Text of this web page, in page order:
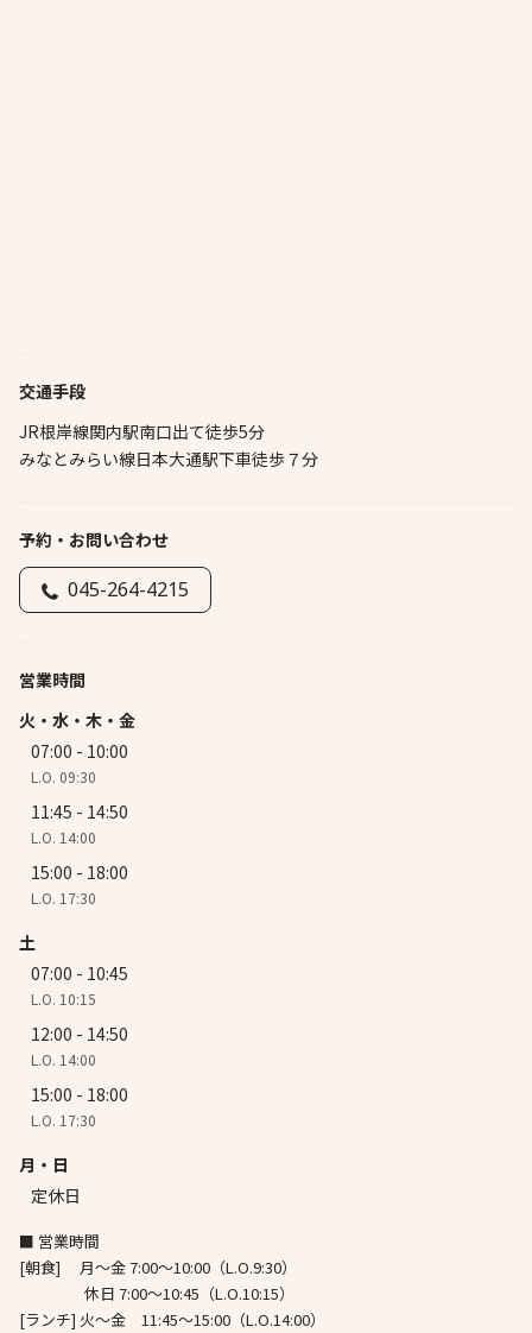
交通手段
JR根岸線関内駅南口出て徒歩5分
みなとみらい線日本大通駅下車徒歩７分
予約・お問い合わせ
045-264-4215
営業時間
火・水・木・金
07:00 - 10:00
L.O. 09:30
11:45 - 14:50
L.O. 14:00
15:00 - 18:00
L.O. 17:30
土
07:00 - 10:45
L.O. 10:15
12:00 - 14:50
L.O. 14:00
15:00 - 18:00
L.O. 17:30
月・日
定休日
■ 営業時間
[朝食] 月～金 7:00～10:00（L.O.9:30）
休日 7:00～10:45（L.O.10:15）
[ランチ] 火～金 11:45～15:00（L.O.14:00）